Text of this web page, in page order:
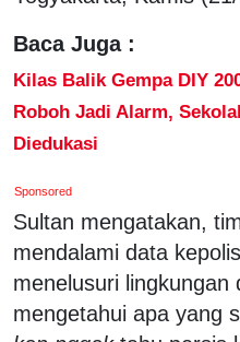
Baca Juga :
Kilas Balik Gempa DIY
Roboh Jadi Alarm,
Diedukasi
Sponsored
Sultan mengatakan,
mendalami data
menelusuri
mengetahui apa yang